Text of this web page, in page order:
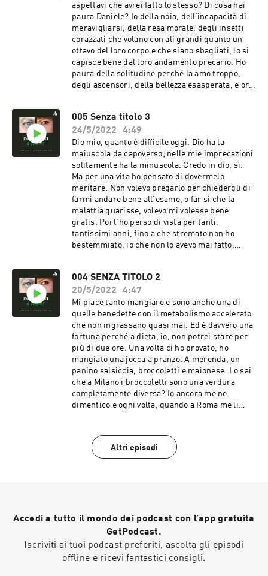
aspettavi che avrei fatto lo stesso? Di cosa hai
paura Daniele? Io della noia, dell’incapacità di
meravigliarsi, della resa morale, degli insetti
corazzati che volano con ali grandi quanto un
ottavo del loro corpo e che siano sbagliati, lo si
capisce bene dal loro andamento precario. Ho
paura della solitudine perché la amo troppo,
degli ascensori, della bellezza esasperata, e ora,
rende più forte - o più debole, a seconda - ma in
entrambi i casi, mi fa sentire viva.
005 Senza titolo 3
24/5/2022
4:49
Dio mio, quanto è difficile oggi. Dio ha la
maiuscola da capoverso; nelle mie imprecazioni
solitamente ha la minuscola. Credo in dio, sì.
Ma per una vita ho pensato di dovermelo
meritare. Non volevo pregarlo per chiedergli di
farmi andare bene all'esame, o far si che la
malattia guarisse, volevo mi volesse bene
gratis. Poi l'ho perso di vista per tanti,
tantissimi anni, fino a che stremato non ho
bestemmiato, io che non lo avevo mai fatto.
perché mi hai abbandonato.’
004 SENZA TITOLO 2
20/5/2022
4:47
Mi piace tanto mangiare e sono anche una di
quelle benedette con il metabolismo accelerato
che non ingrassano quasi mai. Ed è davvero una
fortuna perché a dieta, io, non potrei stare per
più di due ore. Una volta ci ho provato, ho
mangiato una jocca a pranzo. A merenda, un
panino salsiccia, broccoletti e maionese. Lo sai
che a Milano i broccoletti sono una verdura
completamente diversa? Io ancora me ne
dimentico e ogni volta, quando a Roma me li
ma se pensi di mangiarti una cosa e poi te ne
arriva un’altra, il gusto è diverso. Mi piace
Altri episodi
Accedi a tutto il mondo dei podcast con l’app gratuita
GetPodcast.
Iscriviti ai tuoi podcast preferiti, ascolta gli episodi
offline e ricevi fantastici consigli.